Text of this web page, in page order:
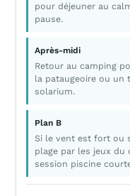
pour déjeuner au
pause.
Après-midi
Retour au camping
la pataugeoire ou un
solarium.
Plan B
Si le vent est fort ou
plage par les jeux du
session piscine